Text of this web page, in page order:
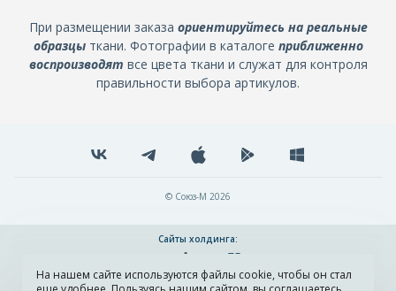
При размещении заказа ориентируйтесь на реальные
образцыткани. Фотографии в каталоге приближенно
воспроизводят все цвета ткани и служат для контроля
правильности выбора артикулов.
© Союз-М 2026
Сайты холдинга:
Разработка и поддержка сайта ADN
На нашем сайте используются файлы cookie, чтобы он стал